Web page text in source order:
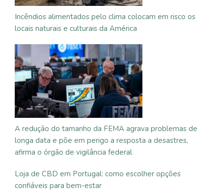
Incêndios alimentados pelo clima colocam em risco os
locais naturais e culturais da América
A redução do tamanho da FEMA agrava problemas de
longa data e põe em perigo a resposta a desastres,
afirma o órgão de vigilância federal
Loja de CBD em Portugal: como escolher opções
confiáveis para bem-estar